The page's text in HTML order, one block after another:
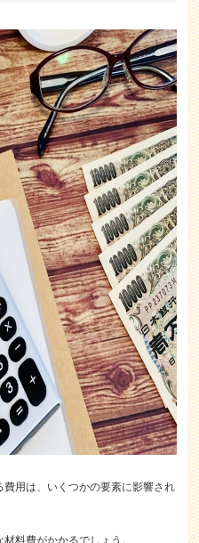
用は、いくつかの要素に影響され
料費がかかるでしょう。